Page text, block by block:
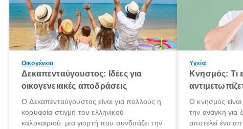
Οικογένεια
Δεκαπενταύγουστος: Ιδέες για
οικογενειακές αποδράσεις
Ο Δεκαπενταύγουστος είναι για πολλούς η
κορυφαία στιγμή του ελληνικού
καλοκαιριού: μια γιορτή που συνδυάζει την
Υγεία
Κνησμός: Τι
Ο κνησμός
την ανάγκη για
αποτελεί ένα